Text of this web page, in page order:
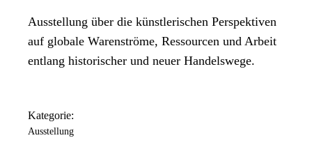
Ausstellung über die künstlerischen Perspektiven
auf globale Warenströme, Ressourcen und Arbeit
entlang historischer und neuer Handelswege.
Kategorie:
Ausstellung